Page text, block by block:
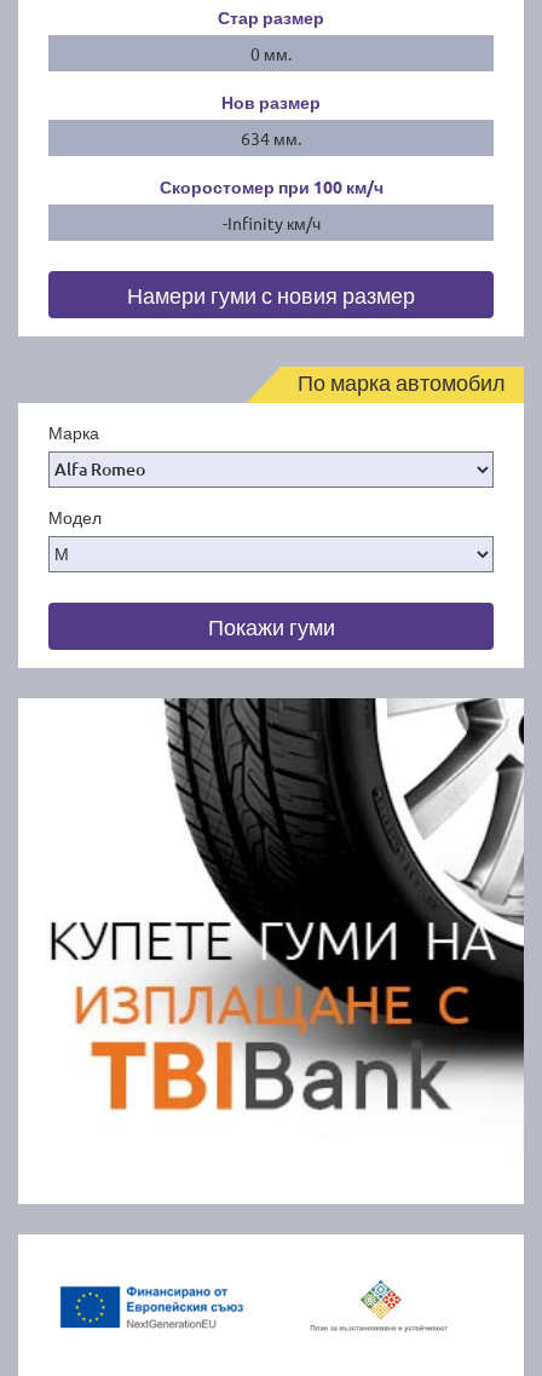
Стар размер
0 мм.
Нов размер
634 мм.
Скоростомер при 100 км/ч
-Infinity км/ч
Намери гуми с новия размер
По марка автомобил
Марка
Модел
Покажи гуми